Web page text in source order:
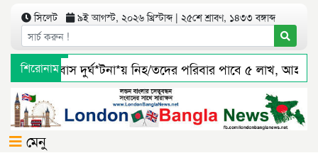
সিলেট ৯ই আগস্ট, ২০২৬ খ্রিস্টাব্দ | ২৫শে শ্রাবণ, ১৪৩৩ বঙ্গাব্দ
শিরোনাম
সিলেটে বাস দুর্ঘ*টনা*য় নিহ/তদের পরিবার পাবে ৫ লাখ, আহ/
জৈন্তাপুর সারী ৩ বালু মহালে অবৈধ ভাবে বালু উত্তোলনের সত্যতা
মেনু